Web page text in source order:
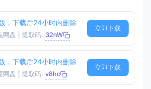
，下载后24小时内删除
网盘 | 提取码: 32nW
立即下载
，下载后24小时内删除
网盘 | 提取码: v8hc
立即下载